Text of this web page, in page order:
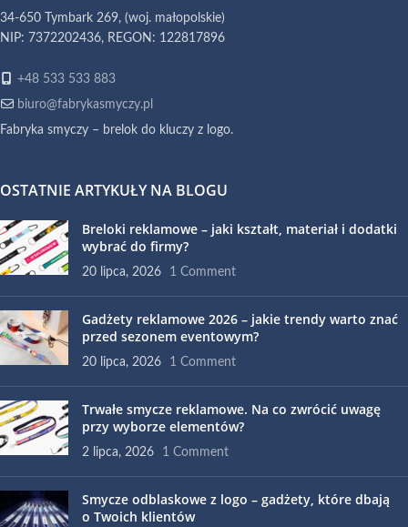
34-650 Tymbark 269, (woj. małopolskie)
NIP: 7372202436, REGON: 122817896
+48 533 533 883
biuro@fabrykasmyczy.pl
Fabryka smyczy – brelok do kluczy z logo.
OSTATNIE ARTYKUŁY NA BLOGU
Breloki reklamowe – jaki kształt, materiał i dodatki
wybrać do firmy?
20 lipca, 2026 1 Comment
Gadżety reklamowe 2026 – jakie trendy warto znać
przed sezonem eventowym?
20 lipca, 2026 1 Comment
Trwałe smycze reklamowe. Na co zwrócić uwagę
przy wyborze elementów?
2 lipca, 2026 1 Comment
Smycze odblaskowe z logo – gadżety, które dbają
o Twoich klientów